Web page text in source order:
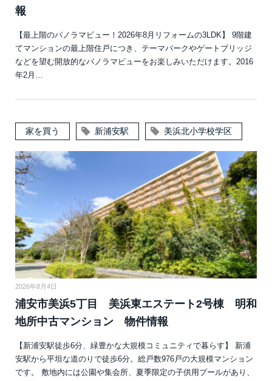
報
【最上階のパノラマビュー！2026年8月リフォームの3LDK】 9階建
てマンションの最上階住戸につき、テーマパークやゲートブリッジ
などを望む開放的なパノラマビューをお楽しみいただけます。2016
年2月…
家を買う 新浦安駅 美浜北小学校学区
2026年8月4日
浦安市美浜5丁目 美浜東エステート2号棟 明和
地所中古マンション 物件情報
【新浦安駅徒歩6分、緑豊かな大規模コミュニティで暮らす】 新浦
安駅から平坦な道のりで徒歩6分。総戸数976戸の大規模マンション
です。 敷地内には公園や集会所、夏季限定の子供用プールがあり、